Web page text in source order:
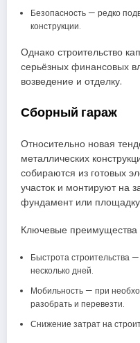
Безопасность — редко
конструкции.
Однако строительство
серьёзных финансовых
возведение и отделку.
Сборный гараж
Относительно новая
металлических
собираются из готовых
участок и монтируют на
фундамент или
Ключевые преимущества
Быстрота строительства —
несколько дней.
Мобильность — при
разобрать и перевезти.
Снижение затрат на